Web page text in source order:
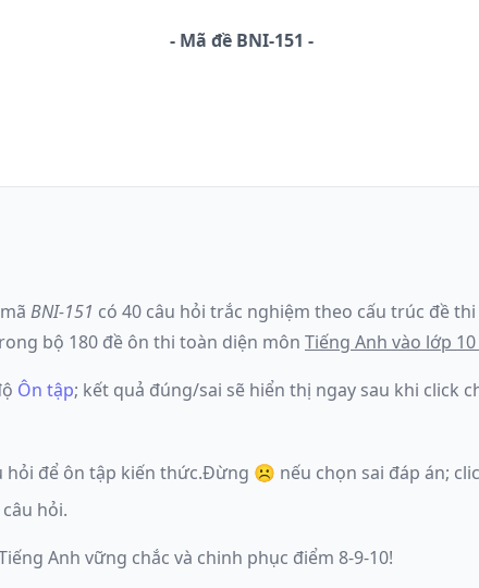
- Mã đề BNI-151
mã BNI-151 có 40 câu hỏi trắc nghiệm theo cấu trúc đề thi
bộ 180 đề ôn thi toàn diện môn Tiếng Anh vào lớp
Ôn tập; kết quả đúng/sai sẽ hiển thị ngay sau khi click
hỏi để ôn tập kiến thức.Đừng ☹️ nếu chọn sai đáp án;
hỏi.
Anh vững chắc và chinh phục điểm 8-9-10!